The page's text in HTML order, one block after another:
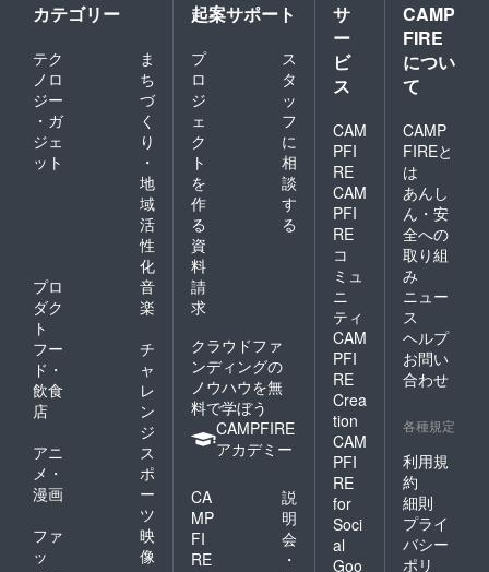
カテゴリー
テク
ノロ
ジー
・ガ
ジェ
ット
ま
ち
づ
く
り
・
地
域
活
性
化
プロ
ダク
ト
音
楽
フー
ド・
飲食
店
チ
ャ
レ
ン
ジ
アニ
メ・
漫画
ス
ポ
ー
ツ
ファ
ッ
映
像
起案サポート
プ
ロ
ジ
ェ
ク
ト
を
作
る
ス
タ
ッ
フ
に
相
談
す
る
資
料
請
求
クラウドファ
ンディングの
ノウハウを無
料で学ぼう
CAMPFIRE
アカデミー
CA
MP
FI
RE
説
明
会
・
サ
ー
ビ
ス
CAM
PFI
RE
CAM
PFI
RE
コ
ミュ
ニ
ティ
CAM
PFI
RE
Crea
tion
CAM
PFI
RE
for
Soci
al
Goo
CAMP
FIRE
につい
て
CAMP
FIREと
は
あんし
ん・安
全への
取り組
み
ニュー
ス
ヘルプ
お問い
合わせ
各種規定
利用規
約
細則
プライ
バシー
ポリ